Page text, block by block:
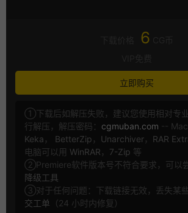
6
立即购买
①下载后如解压失败，建议您使用相对专
行解压，解压密码： cgmuban.com --
Keka ， BetterZip ， Unarchiver， RAR
电脑可以用 WinRAR ， 7-Zip 等
②Premiere软件版本号不符合要求，可以
降级工具
③对于任何问题：下载链接无效，丢失某
交工单 （24 小时内修复）